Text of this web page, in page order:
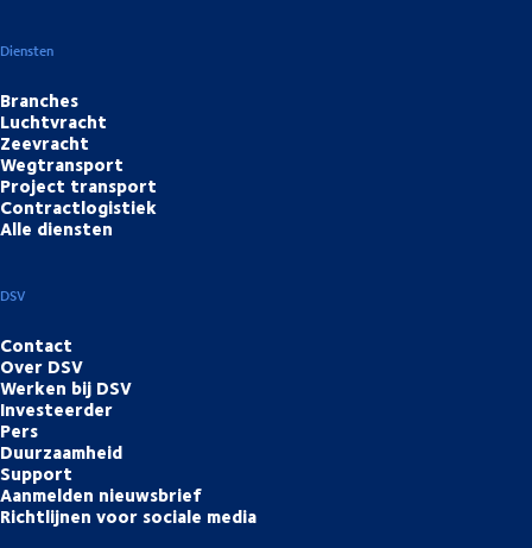
Diensten
Branches
Luchtvracht
Zeevracht
Wegtransport
Project transport
Contractlogistiek
Alle diensten
DSV
Contact
Over DSV
Werken bij DSV
Investeerder
Pers
Duurzaamheid
Support
Aanmelden nieuwsbrief
Richtlijnen voor sociale media